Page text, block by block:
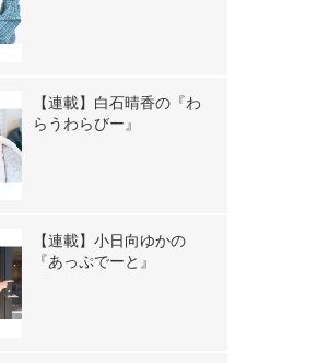
【連載】白石晴香の『わ
らうわらびー』
【連載】小日向ゆかの
『あっぷでーと』